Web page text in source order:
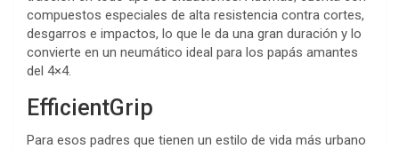
compuestos especiales de alta resistencia contra cortes,
desgarros e impactos, lo que le da una gran duración y lo
convierte en un neumático ideal para los papás amantes
del 4×4.
EfficientGrip
Para esos padres que tienen un estilo de vida más urbano